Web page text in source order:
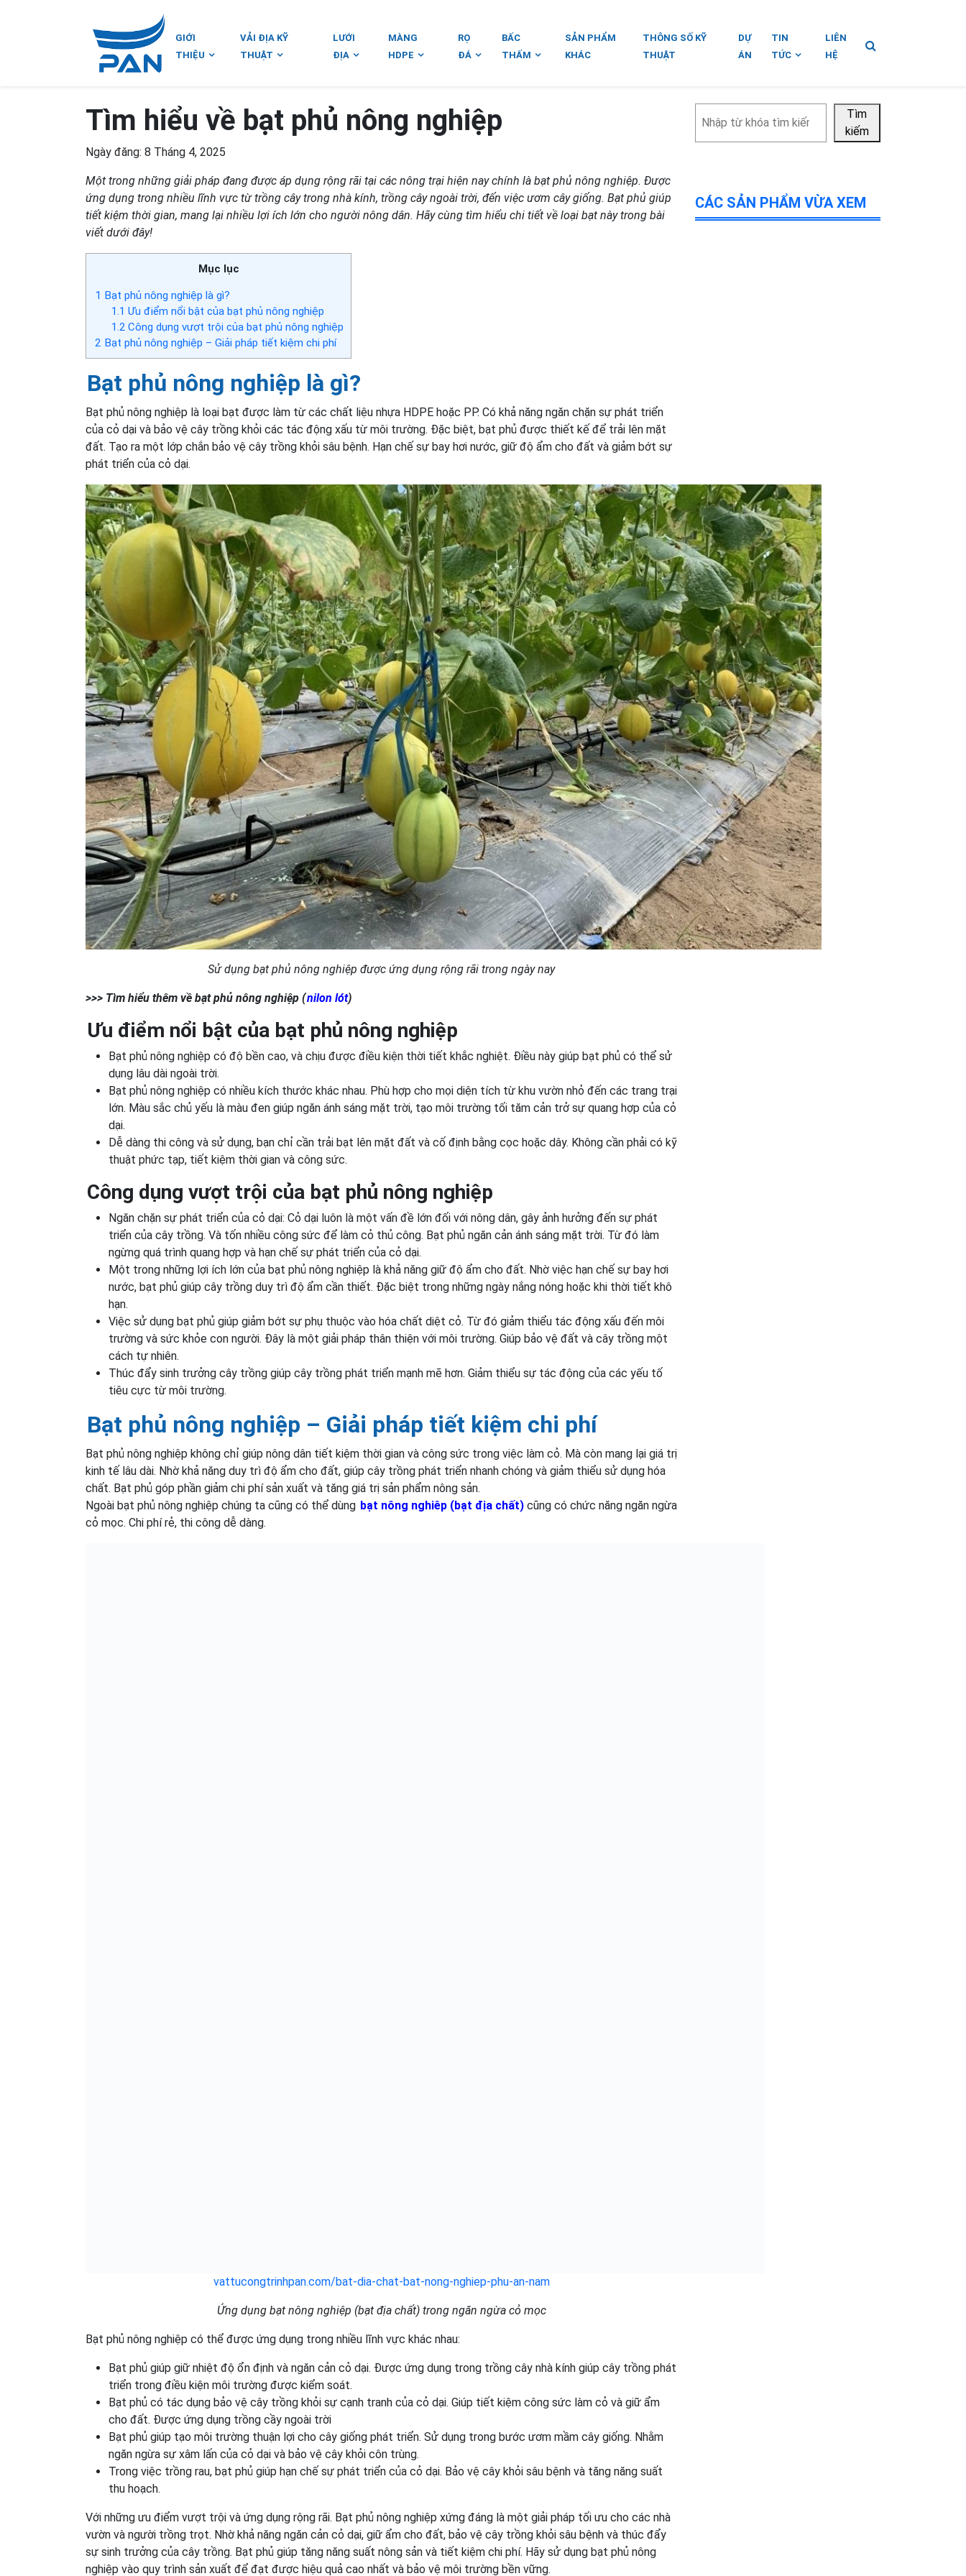
GIỚI
THIỆU
VẢI ĐỊA KỸ
THUẬT
LƯỚI
ĐỊA
MÀNG
HDPE
RỌ
ĐÁ
BẤC
THẤM
SẢN PHẨM
KHÁC
THÔNG SỐ KỸ
THUẬT
DỰ
ÁN
TIN
TỨC
LIÊN
HỆ
Tìm hiểu về bạt phủ nông nghiệp
Ngày đăng: 8 Tháng 4, 2025
Một trong những giải pháp đang được áp dụng rộng rãi tại các nông trại hiện nay chính là bạt phủ nông nghiệp. Được
ứng dụng trong nhiều lĩnh vực từ trồng cây trong nhà kính, trồng cây ngoài trời, đến việc ươm cây giống. Bạt phủ giúp
tiết kiệm thời gian, mang lại nhiều lợi ích lớn cho người nông dân. Hãy cùng tìm hiểu chi tiết về loại bạt này trong bài
viết dưới đây!
Mục lục
1 Bạt phủ nông nghiệp là gì?
1.1 Ưu điểm nổi bật của bạt phủ nông nghiệp
1.2Công dụng vượt trội của bạt phủ nông nghiệp
2 Bạt phủ nông nghiệp – Giải pháp tiết kiệm chi phí
Bạt phủ nông nghiệp là gì?
Bạt phủ nông nghiệp là loại bạt được làm từ các chất liệu nhựa HDPE hoặc PP. Có khả năng ngăn chặn sự phát triển
của cỏ dại và bảo vệ cây trồng khỏi các tác động xấu từ môi trường. Đặc biệt, bạt phủ được thiết kế để trải lên mặt
đất. Tạo ra một lớp chắn bảo vệ cây trồng khỏi sâu bệnh. Hạn chế sự bay hơi nước, giữ độ ẩm cho đất và giảm bớt sự
phát triển của cỏ dại.
Sử dụng bạt phủ nông nghiệp được ứng dụng rộng rãi trong ngày nay
>>> Tìm hiểu thêm về bạt phủ nông nghiệp (nilon lót)
Ưu điểm nổi bật của bạt phủ nông nghiệp
Bạt phủ nông nghiệp có độ bền cao, và chịu được điều kiện thời tiết khắc nghiệt. Điều này giúp bạt phủ có thể sử
dụng lâu dài ngoài trời.
Bạt phủ nông nghiệp có nhiều kích thước khác nhau. Phù hợp cho mọi diện tích từ khu vườn nhỏ đến các trang trại
lớn. Màu sắc chủ yếu là màu đen giúp ngăn ánh sáng mặt trời, tạo môi trường tối tăm cản trở sự quang hợp của cỏ
dại.
Dễ dàng thi công và sử dụng, bạn chỉ cần trải bạt lên mặt đất và cố định bằng cọc hoặc dây. Không cần phải có kỹ
thuật phức tạp, tiết kiệm thời gian và công sức.
Công dụng vượt trội của bạt phủ nông nghiệp
Ngăn chặn sự phát triển của cỏ dại: Cỏ dại luôn là một vấn đề lớn đối với nông dân, gây ảnh hưởng đến sự phát
triển của cây trồng. Và tốn nhiều công sức để làm cỏ thủ công. Bạt phủ ngăn cản ánh sáng mặt trời. Từ đó làm
ngừng quá trình quang hợp và hạn chế sự phát triển của cỏ dại.
Một trong những lợi ích lớn của bạt phủ nông nghiệp là khả năng giữ độ ẩm cho đất. Nhờ việc hạn chế sự bay hơi
nước, bạt phủ giúp cây trồng duy trì độ ẩm cần thiết. Đặc biệt trong những ngày nắng nóng hoặc khi thời tiết khô
hạn.
Việc sử dụng bạt phủ giúp giảm bớt sự phụ thuộc vào hóa chất diệt cỏ. Từ đó giảm thiểu tác động xấu đến môi
trường và sức khỏe con người. Đây là một giải pháp thân thiện với môi trường. Giúp bảo vệ đất và cây trồng một
cách tự nhiên.
Thúc đẩy sinh trưởng cây trồng giúp cây trồng phát triển mạnh mẽ hơn. Giảm thiểu sự tác động của các yếu tố
tiêu cực từ môi trường.
Bạt phủ nông nghiệp – Giải pháp tiết kiệm chi phí
Bạt phủ nông nghiệp không chỉ giúp nông dân tiết kiệm thời gian và công sức trong việc làm cỏ. Mà còn mang lại giá trị
kinh tế lâu dài. Nhờ khả năng duy trì độ ẩm cho đất, giúp cây trồng phát triển nhanh chóng và giảm thiểu sử dụng hóa
chất. Bạt phủ góp phần giảm chi phí sản xuất và tăng giá trị sản phẩm nông sản.
Ngoài bạt phủ nông nghiệp chúng ta cũng có thể dùng bạt nông nghiêp (bạt địa chất) cũng có chức năng ngăn ngừa
cỏ mọc. Chi phí rẻ, thi công dễ dàng.
vattucongtrinhpan.com/bat-dia-chat-bat-nong-nghiep-phu-an-nam
Ứng dụng bạt nông nghiệp (bạt địa chất) trong ngăn ngừa cỏ mọc
Bạt phủ nông nghiệp có thể được ứng dụng trong nhiều lĩnh vực khác nhau:
Bạt phủ giúp giữ nhiệt độ ổn định và ngăn cản cỏ dại. Được ứng dụng trong trồng cây nhà kính giúp cây trồng phát
triển trong điều kiện môi trường được kiểm soát.
Bạt phủ có tác dụng bảo vệ cây trồng khỏi sự cạnh tranh của cỏ dại. Giúp tiết kiệm công sức làm cỏ và giữ ẩm
cho đất. Được ứng dụng trồng cầy ngoài trời
Bạt phủ giúp tạo môi trường thuận lợi cho cây giống phát triển. Sử dụng trong bước ươm mầm cây giống. Nhằm
ngăn ngừa sự xâm lấn của cỏ dại và bảo vệ cây khỏi côn trùng.
Trong việc trồng rau, bạt phủ giúp hạn chế sự phát triển của cỏ dại. Bảo vệ cây khỏi sâu bệnh và tăng năng suất
thu hoạch.
Với những ưu điểm vượt trội và ứng dụng rộng rãi. Bạt phủ nông nghiệp xứng đáng là một giải pháp tối ưu cho các nhà
vườn và người trồng trọt. Nhờ khả năng ngăn cản cỏ dại, giữ ẩm cho đất, bảo vệ cây trồng khỏi sâu bệnh và thúc đẩy
sự sinh trưởng của cây trồng. Bạt phủ giúp tăng năng suất nông sản và tiết kiệm chi phí. Hãy sử dụng bạt phủ nông
nghiệp vào quy trình sản xuất để đạt được hiệu quả cao nhất và bảo vệ môi trường bền vững.
kiếm
Tìm
kiếm
CÁC SẢN PHẨM VỪA XEM